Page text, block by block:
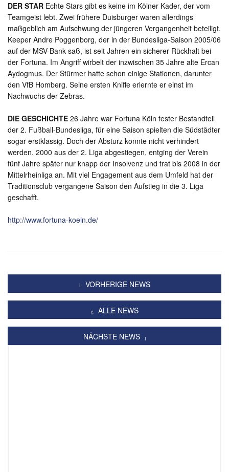
DER STAR Echte Stars gibt es keine im Kölner Kader, der vom
Teamgeist lebt. Zwei frühere Duisburger waren allerdings
maßgeblich am Aufschwung der jüngeren Vergangenheit beteiligt.
Keeper Andre Poggenborg, der in der Bundesliga-Saison 2005/06
auf der MSV-Bank saß, ist seit Jahren ein sicherer Rückhalt bei
der Fortuna. Im Angriff wirbelt der inzwischen 35 Jahre alte Ercan
Aydogmus. Der Stürmer hatte schon einige Stationen, darunter
den VfB Homberg. Seine ersten Kniffe erlernte er einst im
Nachwuchs der Zebras.
DIE GESCHICHTE 26 Jahre war Fortuna Köln fester Bestandteil
der 2. Fußball-Bundesliga, für eine Saison spielten die Südstädter
sogar erstklassig. Doch der Absturz konnte nicht verhindert
werden. 2000 aus der 2. Liga abgestiegen, entging der Verein
fünf Jahre später nur knapp der Insolvenz und trat bis 2008 in der
Mittelrheinliga an. Mit viel Engagement aus dem Umfeld hat der
Traditionsclub vergangene Saison den Aufstieg in die 3. Liga
geschafft.
http://www.fortuna-koeln.de/
VORHERIGE NEWS
ALLE NEWS
NÄCHSTE NEWS